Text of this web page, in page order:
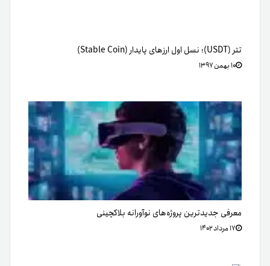
تتر (USDT)؛ نسل اول ارزهای پایدار (Stable Coin)
۱۰ بهمن ۱۳۹۷
معرفی جدیدترین پروژه‌های نوآورانه بلاکچینی
۱۷ مرداد ۱۴۰۲